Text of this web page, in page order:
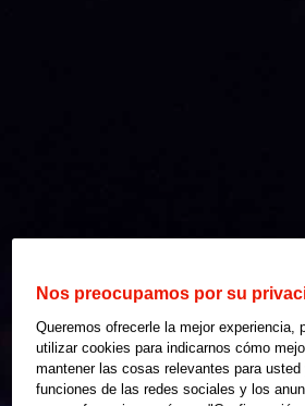
Nos preocupamos por su
Queremos ofrecerle la mejor experiencia,
utilizar cookies para indicarnos cómo
mantener las cosas relevantes para
funciones de las redes sociales y los